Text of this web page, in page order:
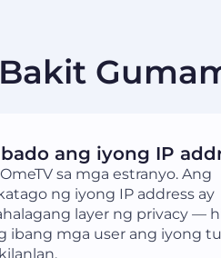
Bakit
ang iyong IP
sa mga estranyo. Ang
ng iyong IP address ay
layer ng privacy —
ibang mga user ang iyong